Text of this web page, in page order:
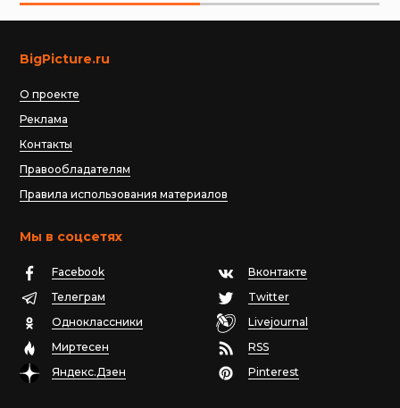
BigPicture.ru
О проекте
Реклама
Контакты
Правообладателям
Правила использования материалов
Мы в соцсетях
Facebook
Вконтакте
Телеграм
Twitter
Одноклассники
Livejournal
Миртесен
RSS
Яндекс.Дзен
Pinterest